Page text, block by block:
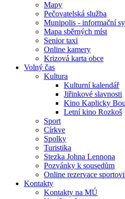
Mapy
Pečovatelská služba
Munipolis - informační
Mapa sběrných míst
Senior taxi
Online kamery
Krizová karta obce
Volný čas
Kultura
Kulturní kalendář
Jiřinkové slavnosti
Kino Kaplicky
Letní kino Rozkoš
Sport
Církve
Spolky
Turistika
Stezka Johna Lennona
Pozvánky k sousedům
Online rezervace
Kontakty
Kontakty na MÚ